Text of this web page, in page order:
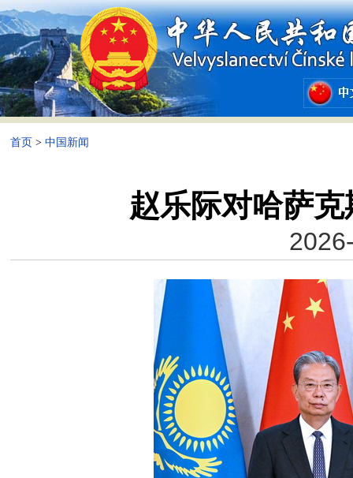
首页 > 中国新闻
赵乐际对哈萨